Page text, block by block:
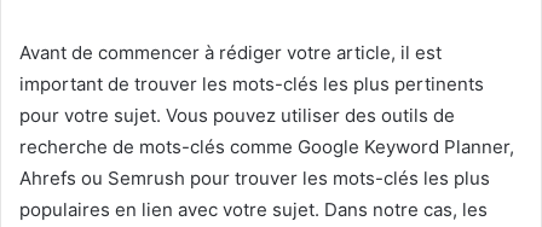
Avant de commencer à rédiger votre article, il est
important de trouver les mots-clés les plus pertinents
pour votre sujet. Vous pouvez utiliser des outils de
recherche de mots-clés comme Google Keyword Planner,
Ahrefs ou Semrush pour trouver les mots-clés les plus
populaires en lien avec votre sujet. Dans notre cas, les